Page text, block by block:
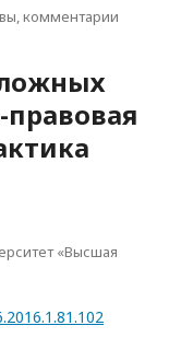
комментарии
правовая
«Высшая